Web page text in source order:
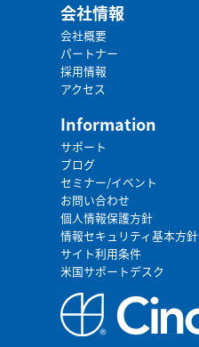
会社情報
会社概要
パートナー
採用情報
アクセス
Information
サポート
ブログ
セミナー/イベント
お問い合わせ
個人情報保護方針
情報セキュリティ基本方針
サイト利用条件
米国サポートデスク